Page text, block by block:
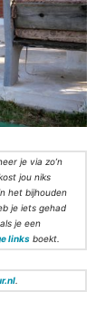
je via zo’n
jou niks
het bijhouden
je iets gehad
je een
links boekt.